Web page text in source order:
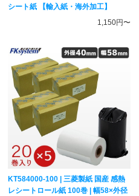
シート紙 【輸入紙・海外加工】
1,150円〜
KT584000-100 | 三菱製紙 国産 感熱
レシートロール紙 100巻 | 幅58×外径